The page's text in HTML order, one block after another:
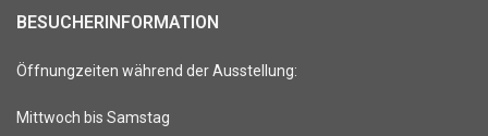
BESUCHERINFORMATION
Öffnungzeiten während der Ausstellung:
Mittwoch bis Samstag